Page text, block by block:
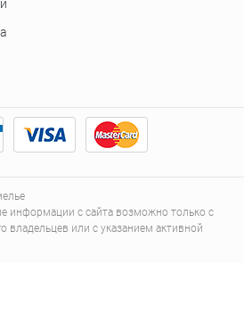
информации с сайта возможно только с
владельцев или с указанием активной